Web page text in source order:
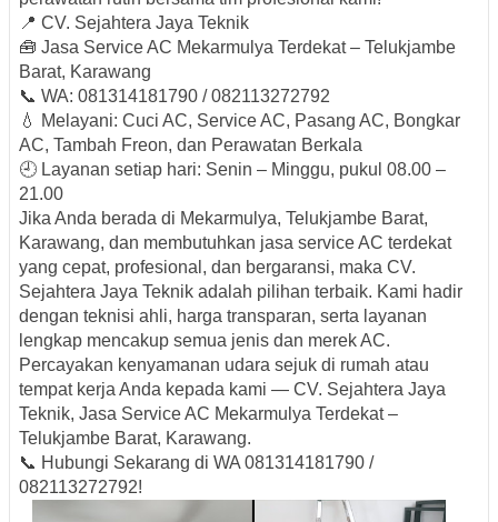
📍 CV. Sejahtera Jaya Teknik
🧰 Jasa Service AC Mekarmulya Terdekat – Telukjambe
Barat, Karawang
📞 WA: 081314181790 / 082113272792
💧 Melayani: Cuci AC, Service AC, Pasang AC, Bongkar
AC, Tambah Freon, dan Perawatan Berkala
🕘 Layanan setiap hari: Senin – Minggu, pukul 08.00 –
21.00
Jika Anda berada di Mekarmulya, Telukjambe Barat,
Karawang, dan membutuhkan jasa service AC terdekat
yang cepat, profesional, dan bergaransi, maka CV.
Sejahtera Jaya Teknik adalah pilihan terbaik. Kami hadir
dengan teknisi ahli, harga transparan, serta layanan
lengkap mencakup semua jenis dan merek AC.
Percayakan kenyamanan udara sejuk di rumah atau
tempat kerja Anda kepada kami — CV. Sejahtera Jaya
Teknik, Jasa Service AC Mekarmulya Terdekat –
Telukjambe Barat, Karawang.
📞 Hubungi Sekarang di WA 081314181790 /
082113272792!